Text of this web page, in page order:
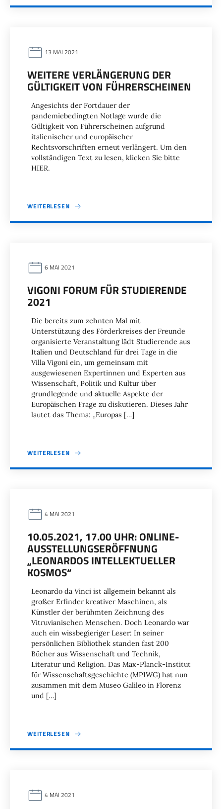
13 MAI 2021
WEITERE VERLÄNGERUNG DER
GÜLTIGKEIT VON FÜHRERSCHEINEN
Angesichts der Fortdauer der
pandemiebedingten Notlage wurde die
Gültigkeit von Führerscheinen aufgrund
italienischer und europäischer
Rechtsvorschriften erneut verlängert. Um den
vollständigen Text zu lesen, klicken Sie bitte
HIER.
WEITERLESEN
6 MAI 2021
VIGONI FORUM FÜR STUDIERENDE
2021
Die bereits zum zehnten Mal mit
Unterstützung des Förderkreises der Freunde
organisierte Veranstaltung lädt Studierende aus
Italien und Deutschland für drei Tage in die
Villa Vigoni ein, um gemeinsam mit
ausgewiesenen Expertinnen und Experten aus
Wissenschaft, Politik und Kultur über
grundlegende und aktuelle Aspekte der
Europäischen Frage zu diskutieren. Dieses Jahr
lautet das Thema: „Europas […]
WEITERLESEN
4 MAI 2021
10.05.2021, 17.00 UHR: ONLINE-
AUSSTELLUNGSERÖFFNUNG
„LEONARDOS INTELLEKTUELLER
KOSMOS“
Leonardo da Vinci ist allgemein bekannt als
großer Erfinder kreativer Maschinen, als
Künstler der berühmten Zeichnung des
Vitruvianischen Menschen. Doch Leonardo war
auch ein wissbegieriger Leser: In seiner
persönlichen Bibliothek standen fast 200
Bücher aus Wissenschaft und Technik,
Literatur und Religion. Das Max-Planck-Institut
für Wissenschaftsgeschichte (MPIWG) hat nun
zusammen mit dem Museo Galileo in Florenz
und […]
WEITERLESEN
4 MAI 2021